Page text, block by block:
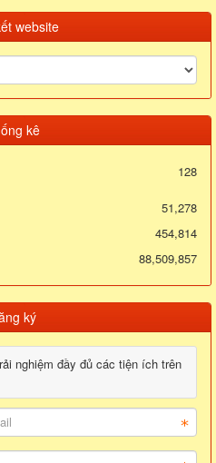
website
kê
128
51,278
454,814
88,509,857
ký
nghiệm đầy đủ các tiện ích trên